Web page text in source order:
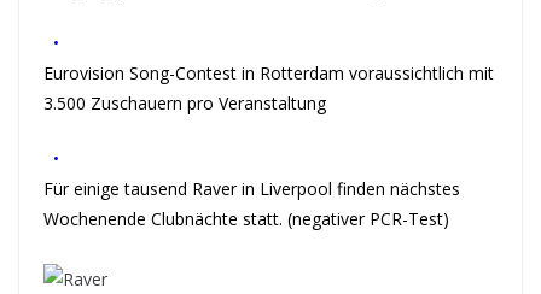
•
Eurovision Song-Contest in Rotterdam voraussichtlich mit
3.500 Zuschauern pro Veranstaltung
•
Für einige tausend Raver in Liverpool finden nächstes
Wochenende Clubnächte statt. (negativer PCR-Test)